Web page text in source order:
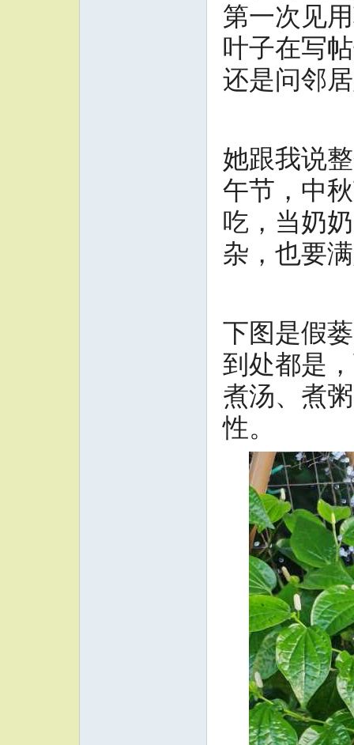
第一次见
叶子在写
还是问邻
她跟我说
午节，中
吃，当奶
杂，也要
下图是假
到处都是
煮汤、煮
性。